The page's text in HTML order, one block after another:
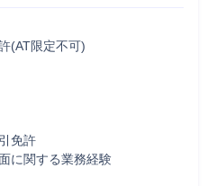
(AT限定不可)
免許
に関する業務経験